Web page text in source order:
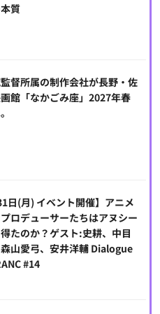
質
督所属の制作会社が長野・佐
館「なかごみ座」2027年春
日(月) イベント開催】アニメ
ロデューサーたちはアヌシー
たのか？ゲスト:史耕、中目
山愛弓、安井洋輔 Dialogue
#14